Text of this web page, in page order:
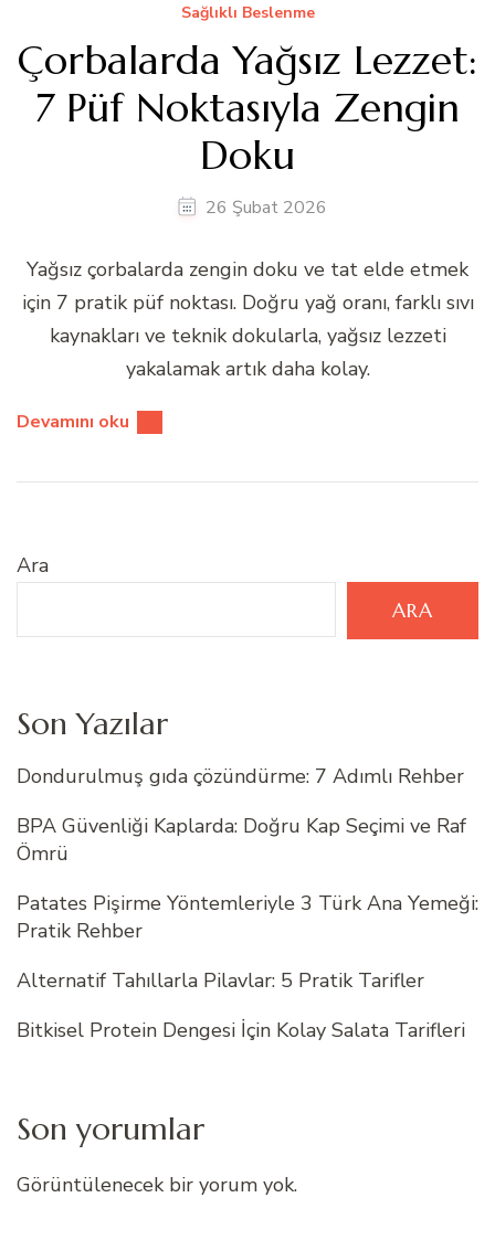
Sağlıklı Beslenme
Çorbalarda Yağsız Lezzet:
7 Püf Noktasıyla Zengin
Doku
26 Şubat 2026
Yağsız çorbalarda zengin doku ve tat elde etmek
için 7 pratik püf noktası. Doğru yağ oranı, farklı sıvı
kaynakları ve teknik dokularla, yağsız lezzeti
yakalamak artık daha kolay.
Devamını oku
Ara
ARA
Son Yazılar
Dondurulmuş gıda çözündürme: 7 Adımlı Rehber
BPA Güvenliği Kaplarda: Doğru Kap Seçimi ve Raf
Ömrü
Patates Pişirme Yöntemleriyle 3 Türk Ana Yemeği:
Pratik Rehber
Alternatif Tahıllarla Pilavlar: 5 Pratik Tarifler
Bitkisel Protein Dengesi İçin Kolay Salata Tarifleri
Son yorumlar
Görüntülenecek bir yorum yok.